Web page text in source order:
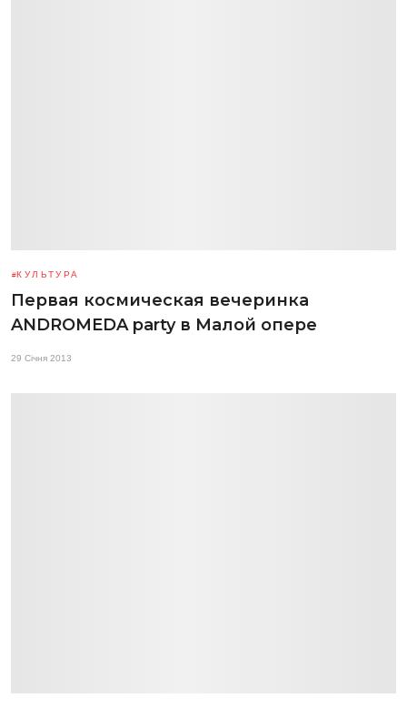
КУЛЬТУРА
Первая космическая вечеринка
ANDROMEDA party в Малой опере
29 Січня 2013